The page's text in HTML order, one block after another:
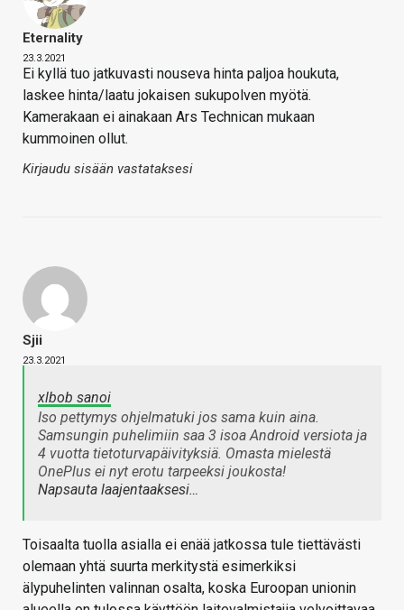
Eternality
23.3.2021
Ei kyllä tuo jatkuvasti nouseva hinta paljoa houkuta,
laskee hinta/laatu jokaisen sukupolven myötä.
Kamerakaan ei ainakaan Ars Technican mukaan
kummoinen ollut.
Kirjaudu sisään vastataksesi
Sjii
23.3.2021
xlbob sanoi
Iso pettymys ohjelmatuki jos sama kuin aina.
Samsungin puhelimiin saa 3 isoa Android versiota ja
4 vuotta tietoturvapäivityksiä. Omasta mielestä
OnePlus ei nyt erotu tarpeeksi joukosta!
Napsauta laajentaaksesi…
Toisaalta tuolla asialla ei enää jatkossa tule tiettävästi
olemaan yhtä suurta merkitystä esimerkiksi
älypuhelinten valinnan osalta, koska Euroopan unionin